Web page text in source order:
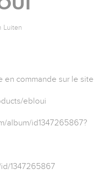
Luiten
en commande sur le site
ebloui
album/id1347265867?
1347265867